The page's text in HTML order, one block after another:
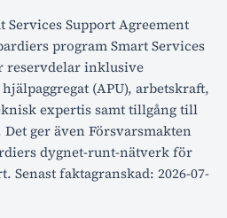
Services Support Agreement
program Smart Services
reservdelar inklusive
(APU), arbetskraft,
expertis samt tillgång till
ger även Försvarsmakten
dygnet-runt-nätverk för
Senast faktagranskad: 2026-07-